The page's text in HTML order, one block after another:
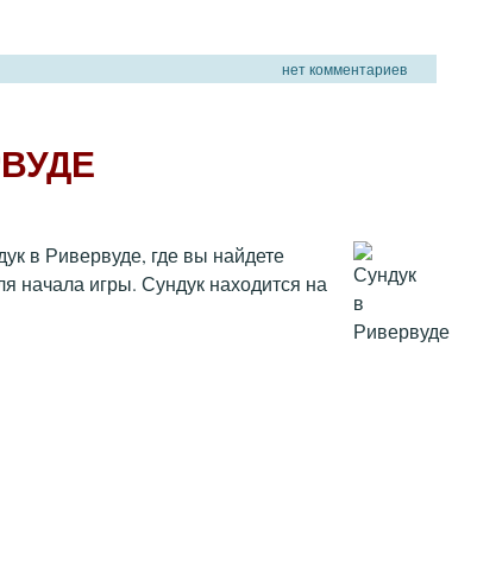
нет комментариев
в Ривервуде, где вы найдете
начала игры. Сундук находится на